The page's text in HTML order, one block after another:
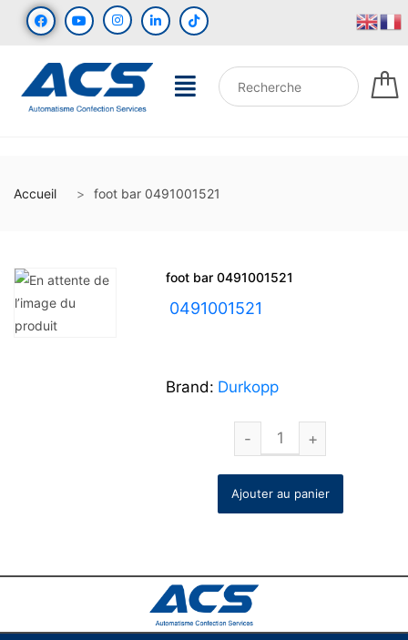
Accueil foot bar 0491001521
foot bar 0491001521
0491001521
Brand: Durkopp
Ajouter au panier